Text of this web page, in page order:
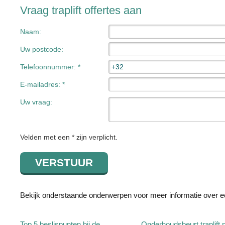
Vraag traplift offertes aan
Naam:
Uw postcode:
Telefoonnummer: *
E-mailadres: *
Uw vraag:
Velden met een * zijn verplicht.
Bekijk onderstaande onderwerpen voor meer informatie over